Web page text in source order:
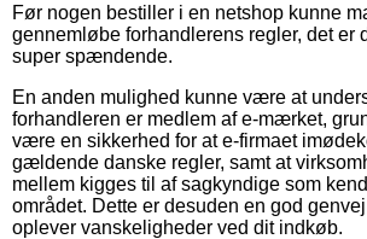
Før nogen bestiller i en netshop kunne
gennemløbe forhandlerens regler, det er
super spændende.
En anden mulighed kunne være at
forhandleren er medlem af e-mærket,
være en sikkerhed for at e-firmaet
gældende danske regler, samt at
mellem kigges til af sagkyndige som
området. Dette er desuden en god
oplever vanskeligheder ved dit indkøb.